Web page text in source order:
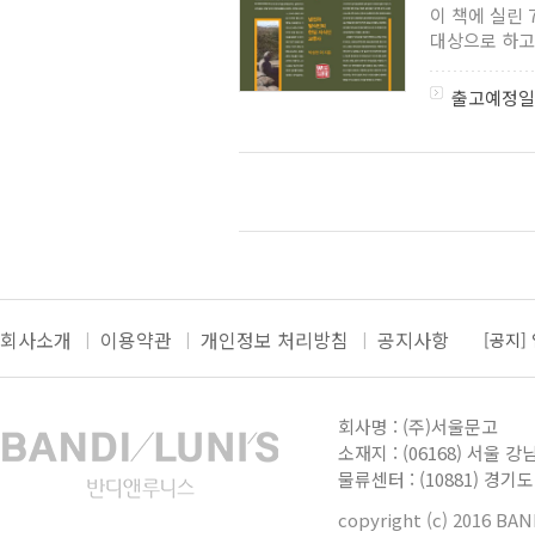
이 책에 실린
대상으로 하
출고예정
회사소개 이용약관 개인정보 처리방침 공지사항
[공지]
[공지]
[공지]
[공지]
더보
회사명 : (주)서울문고
소재지 : (06168) 서울 강
물류센터 : (10881) 경기
copyright (c) 2016